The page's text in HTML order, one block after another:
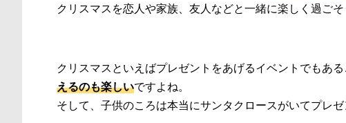
クリスマスを恋人や家族、友人などと一緒に楽しく過ご
クリスマスといえばプレゼントをあげるイベントでもある
えるのも楽しいですよね。
そして、子供のころは本当にサンタクロースがいてプレ